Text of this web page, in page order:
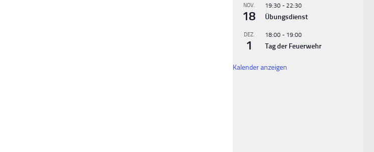
NOV.
18
19:30 - 22:30
Übungsdienst
DEZ.
1
18:00 - 19:00
Tag der Feuerwehr
Kalender anzeigen